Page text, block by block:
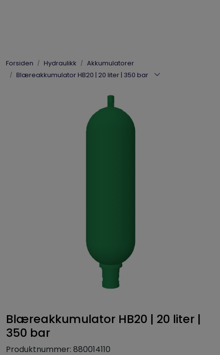
Forsiden Hydraulikk
Akkumulatorer
Blæreakkumulator HB20 | 20 liter | 350 bar
Blæreakkumulator HB20 | 20 liter |
350 bar
Produktnummer: 880014110
Enerpac